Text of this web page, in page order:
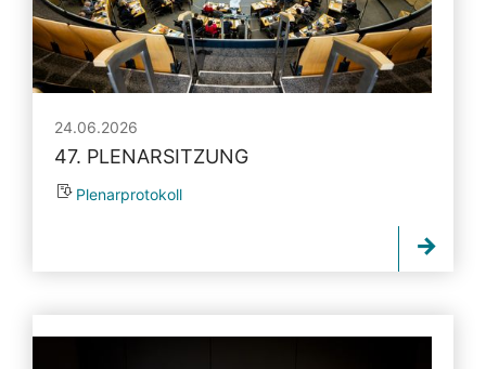
24.06.2026
47. PLENARSITZUNG
Plenarprotokoll